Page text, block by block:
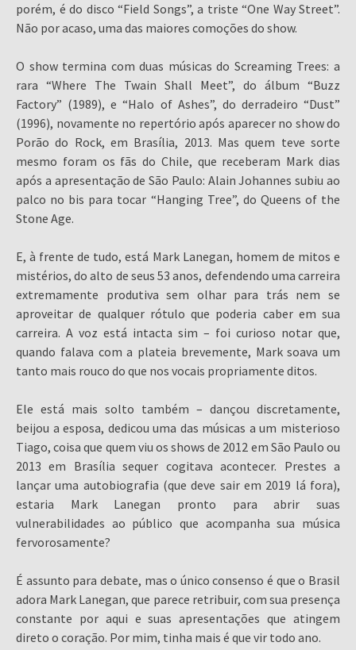
porém, é do disco “Field Songs”, a triste “One Way Street”.
Não por acaso, uma das maiores comoções do show.
O show termina com duas músicas do Screaming Trees: a
rara “Where The Twain Shall Meet”, do álbum “Buzz
Factory” (1989), e “Halo of Ashes”, do derradeiro “Dust”
(1996), novamente no repertório após aparecer no show do
Porão do Rock, em Brasília, 2013. Mas quem teve sorte
mesmo foram os fãs do Chile, que receberam Mark dias
após a apresentação de São Paulo: Alain Johannes subiu ao
palco no bis para tocar “Hanging Tree”, do Queens of the
Stone Age.
E, à frente de tudo, está Mark Lanegan, homem de mitos e
mistérios, do alto de seus 53 anos, defendendo uma carreira
extremamente produtiva sem olhar para trás nem se
aproveitar de qualquer rótulo que poderia caber em sua
carreira. A voz está intacta sim – foi curioso notar que,
quando falava com a plateia brevemente, Mark soava um
tanto mais rouco do que nos vocais propriamente ditos.
Ele está mais solto também – dançou discretamente,
beijou a esposa, dedicou uma das músicas a um misterioso
Tiago, coisa que quem viu os shows de 2012 em São Paulo ou
2013 em Brasília sequer cogitava acontecer. Prestes a
lançar uma autobiografia (que deve sair em 2019 lá fora),
estaria Mark Lanegan pronto para abrir suas
vulnerabilidades ao público que acompanha sua música
fervorosamente?
É assunto para debate, mas o único consenso é que o Brasil
adora Mark Lanegan, que parece retribuir, com sua presença
constante por aqui e suas apresentações que atingem
direto o coração. Por mim, tinha mais é que vir todo ano.